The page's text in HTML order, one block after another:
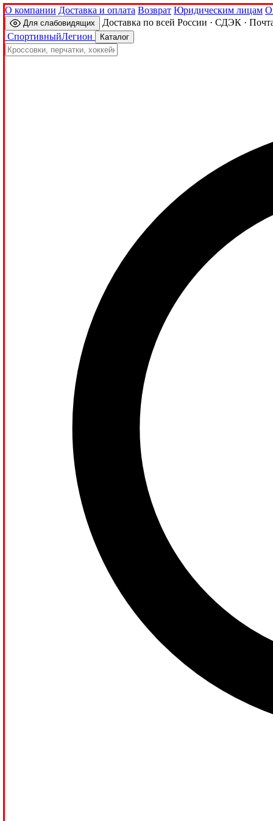
О компании Доставка и оплата Возврат Юридическим лицам
Для слабовидящих
Доставка по всей России · СДЭК ·
СпортивныйЛегион Каталог